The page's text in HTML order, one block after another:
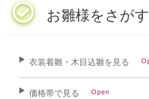
お雛様をさがす
衣装着雛・木目込雛を見る
価格帯で見る